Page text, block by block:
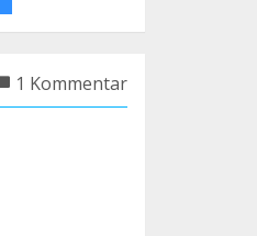
1 Kommentar